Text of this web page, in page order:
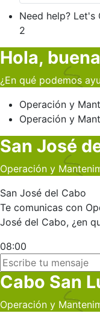
Need help? Let's
2
Hola,
¿En qué podemos
Operación y
Operación y
San José
Operación y
San José del Cabo
Te comunicas con
José del Cabo, ¿en
08:00
Cabo San
Operación y